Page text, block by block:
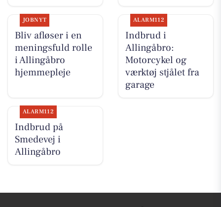
JOBNYT
Bliv afløser i en
meningsfuld rolle
i Allingåbro
hjemmepleje
ALARM112
Indbrud i
Allingåbro:
Motorcykel og
værktøj stjålet fra
garage
ALARM112
Indbrud på
Smedevej i
Allingåbro